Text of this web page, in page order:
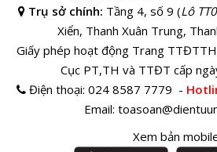
Trụ sở chính: Tầng 4, số 9 (Lô
Xiển, Thanh Xuân Trung,
Giấy phép hoạt động Trang
Cục PT,TH và TTĐT cấp
Điện thoại:024 8587 7779 -
Email:
Xem bản